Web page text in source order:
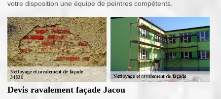
votre disposition une équipe de peintres compétents.
Devis ravalement façade Jacou